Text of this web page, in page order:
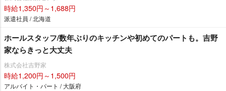
時給1,350円～1,688円
派遣社員 / 北海道
ホールスタッフ/数年ぶりのキッチンや初めてのパートも。吉野
家ならきっと大丈夫
株式会社吉野家
時給1,200円～1,500円
アルバイト・パート / 大阪府